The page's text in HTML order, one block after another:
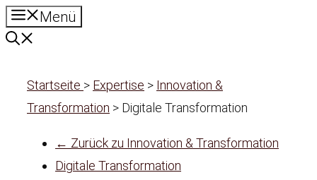
Zum
Inhalt
Menü
Startseite > Expertise > Innovation &
Transformation > Digitale Transformation
← Zurück zu Innovation & Transformation
Digitale Transformation